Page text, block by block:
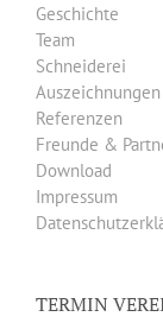
Geschichte
Team
Schneiderei
Auszeichnungen
Referenzen
Freunde &
Download
Impressum
TERMIN